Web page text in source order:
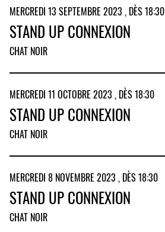
MERCREDI 13 SEPTEMBRE 2023 , DÈS 18:30
STAND UP CONNEXION
CHAT NOIR
MERCREDI 11 OCTOBRE 2023 , DÈS 18:30
STAND UP CONNEXION
CHAT NOIR
MERCREDI 8 NOVEMBRE 2023 , DÈS 18:30
STAND UP CONNEXION
CHAT NOIR